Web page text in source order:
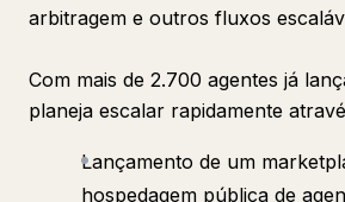
arbitragem e outros fluxos
Com mais de 2.700 agentes já
planeja escalar rapidamente
Lançamento de um
hospedagem pública de